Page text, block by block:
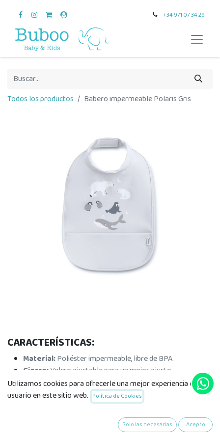
+34 971 07 34 29
Todos los productos Babero impermeable Polaris Gris
CARACTERÍSTICAS:
Material:Poliéster impermeable, libre de BPA.
Cierre:Velcro ajustable para un mejor ajuste.
Bolsillo:Recogemigas amplio para mayor limpieza.
Uso recomendado:Desde los 6 meses en adelante.
Utilizamos cookies para ofrecerle una mejor experiencia de
usuario en este sitio web. Política de Cookies
Solo las necesarias Acepto